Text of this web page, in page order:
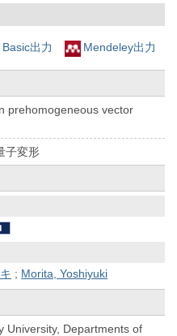
出力 Mendeley出力
prehomogeneous vector
子変形
; Morita, Yoshiyuki
University, Departments of